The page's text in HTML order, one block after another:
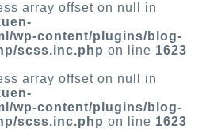
array offset on null in
wp-content/plugins/blog-
scss.inc.php on line 1623
array offset on null in
wp-content/plugins/blog-
scss.inc.php on line 1623